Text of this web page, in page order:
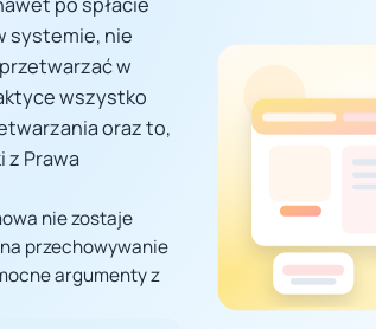
systemie, nie
w
wszystko
oraz to,
z Prawa
nie zostaje
przechowywanie
argumenty z